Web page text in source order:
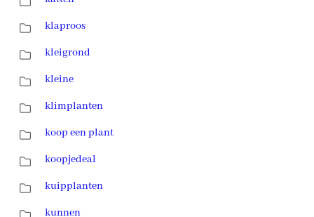
klaproos
kleigrond
kleine
klimplanten
koop een plant
koopjedeal
kuipplanten
kunnen